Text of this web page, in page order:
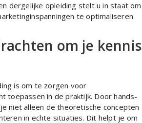
dergelijke opleiding stelt u in staat om
te optimaliseren
om je kennis
is om te zorgen voor
toepassen in de praktijk. Door hands-
niet alleen de theoretische concepten
in echte situaties. Dit helpt je om